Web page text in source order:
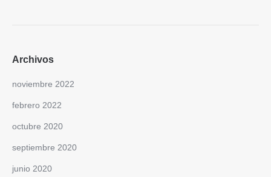
Archivos
noviembre 2022
febrero 2022
octubre 2020
septiembre 2020
junio 2020